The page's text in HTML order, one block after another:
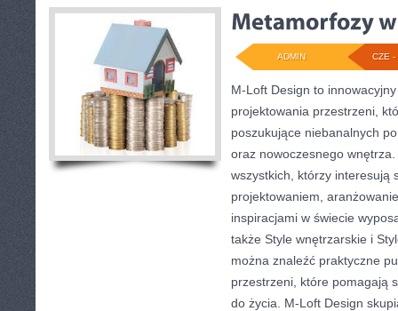
CZE -
ADMIN
M-Loft Design to
projektowania przestrzeni,
poszukujące niebanalnych
oraz nowoczesnego
wszystkich, którzy interesują
projektowaniem,
inspiracjami w świecie
także Style wnętrzarskie i
można znaleźć praktyczne
przestrzeni, które pomagają
do życia. M-Loft Design